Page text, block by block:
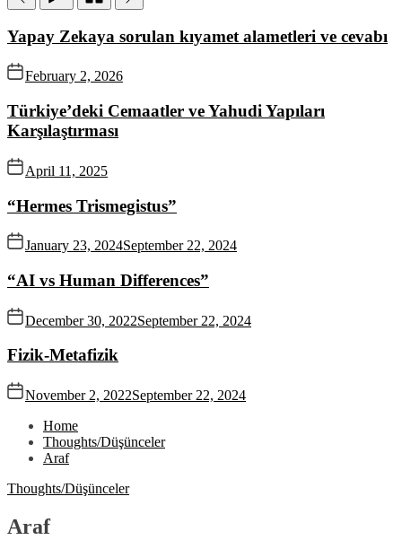
Yapay Zekaya sorulan kıyamet alametleri ve cevabı
February 2, 2026
Türkiye’deki Cemaatler ve Yahudi Yapıları
Karşılaştırması
April 11, 2025
“Hermes Trismegistus”
January 23, 2024September 22, 2024
“AI vs Human Differences”
December 30, 2022September 22, 2024
Fizik-Metafizik
November 2, 2022September 22, 2024
Home
Thoughts/Düşünceler
Araf
Thoughts/Düşünceler
Araf